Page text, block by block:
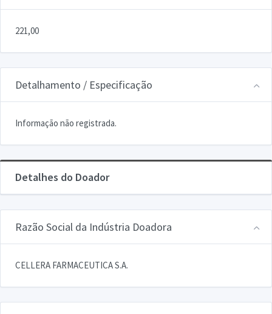
221,00
Detalhamento / Especificação
Informação não registrada.
Detalhes do Doador
Razão Social da Indústria Doadora
CELLERA FARMACEUTICA S.A.